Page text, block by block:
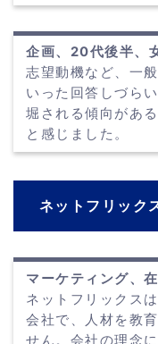
企画、20代後半、
志望動機など、一
いった回答しづら
堀される傾向があ
と感じました。
ネットフリック
マーケティング、
ネットフリックス
会社で、人材を教
せん。会社の理念